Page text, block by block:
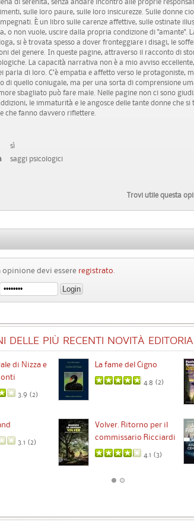
sulle loro paure, sulle loro insicurezze. Sulle donne
È un libro sulle carenze affettive, sulle ostinate
o non vuole, uscire dalla propria condizione di "amante".
si è trovata spesso a dover fronteggiare i disagi, le
del genere. In queste pagine, attraverso il racconto di
La capacità narrativa non è a mio avviso
parla di loro. C’è empatia e affetto verso le protagoniste,
di quello coniugale, ma per una sorta di comprensione
sbagliato può fare male. Nelle pagine non ci sono
le immaturità e le angosce delle tante donne che
che fanno davvero riflettere.
sì
saggi psicologici
Trovi utile questa
opinione devi essere registrato
DELLE PIÙ RECENTI NOVITÀ
di Nizza e
3.9 (2)
La fame del Cigno
4.8 (2)
3.1 (2)
Volver. Ritorno per il
commissario Ricciardi
4.1 (3)